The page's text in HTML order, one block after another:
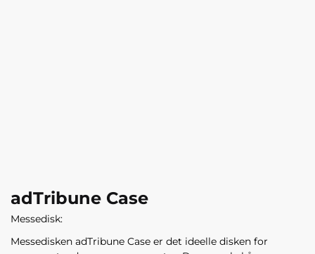
adTribune Case
Messedisk:
Messedisken adTribune Case er det ideelle disken for